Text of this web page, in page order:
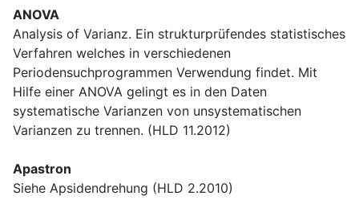
ANOVA
Analysis of Varianz. Ein strukturprüfendes statistisches
Verfahren welches in verschiedenen
Periodensuchprogrammen Verwendung findet. Mit
Hilfe einer ANOVA gelingt es in den Daten
systematische Varianzen von unsystematischen
Varianzen zu trennen. (HLD 11.2012)
Apastron
Siehe Apsidendrehung (HLD 2.2010)